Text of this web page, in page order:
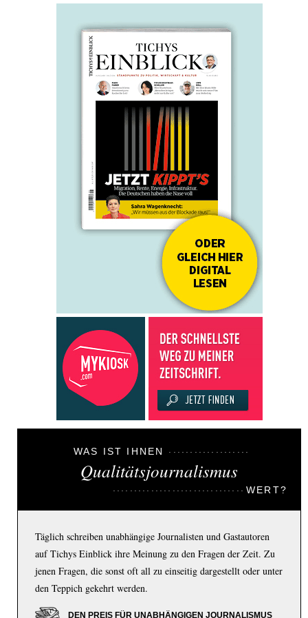
WAS IST IHNEN
Qualitätsjournalismus
WERT?
Täglich schreiben unabhängige Journalisten und Gastautoren
auf Tichys Einblick ihre Meinung zu den Fragen der Zeit. Zu
jenen Fragen, die sonst oft all zu einseitig dargestellt oder unter
den Teppich gekehrt werden.
DEN PREIS FÜR UNABHÄNGIGEN JOURNALISMUS